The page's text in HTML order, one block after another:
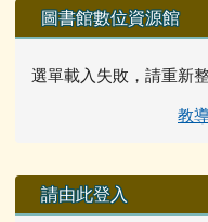
圖書館數位資源館
選單載入失敗，請重新整
教
右邊區域內容
請由此登入